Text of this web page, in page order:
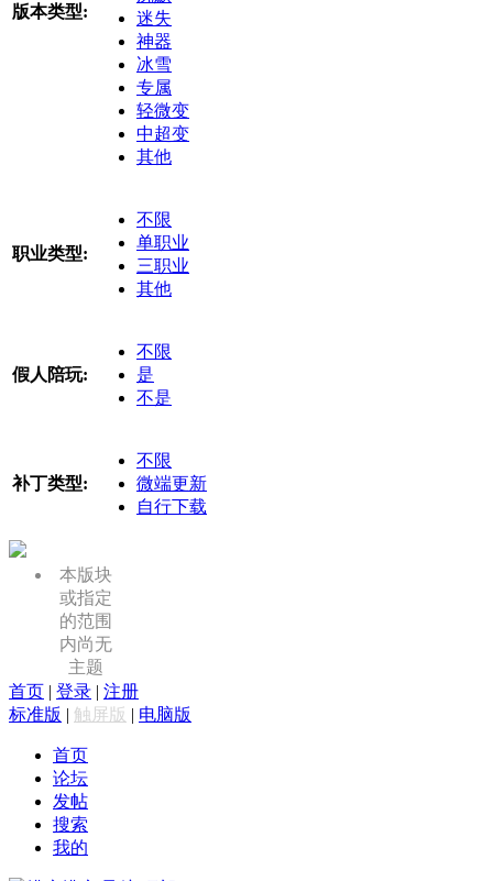
版本类型:
迷失
神器
冰雪
专属
轻微变
中超变
其他
职业类型:
不限
单职业
三职业
其他
假人陪玩:
不限
是
不是
补丁类型:
不限
微端更新
自行下载
本版块
或指定
的范围
内尚无
主题
首页 | 登录 | 注册
标准版 | 触屏版 | 电脑版
首页
论坛
发帖
搜索
我的